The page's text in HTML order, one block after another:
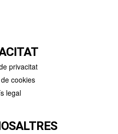
privacitat
cookies
legal